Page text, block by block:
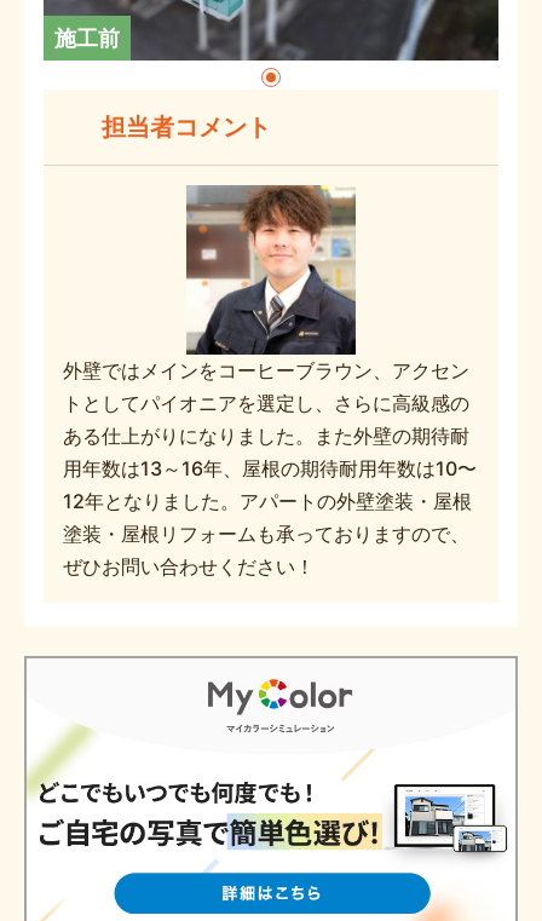
施工前
担当者コメント
外壁ではメインをコーヒーブラウン、アクセン
トとしてパイオニアを選定し、さらに高級感の
ある仕上がりになりました。また外壁の期待耐
用年数は13～16年、屋根の期待耐用年数は10〜
12年となりました。アパートの外壁塗装・屋根
塗装・屋根リフォームも承っておりますので、
ぜひお問い合わせください！